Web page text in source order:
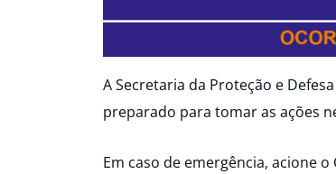
A Secretaria da Proteção e
preparado para tomar as ações
Em caso de emergência, acione